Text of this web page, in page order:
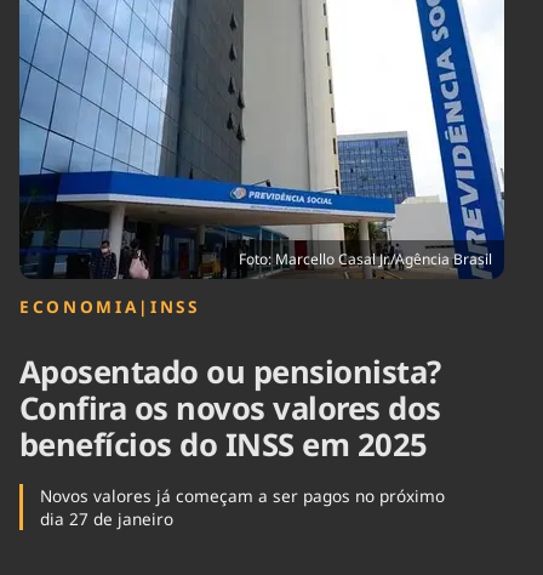
Agronegócios
Brasil
Brasil Mineral
Ciência &
Tecnologia
Cinema
Comportamento
Economia
Educação
Infraestrutura
Internacional
Meio Ambiente
Podcast
Política
Saúde
Tempo
Foto: Marcello Casal Jr./Agência Brasil
ECONOMIA | INSS
Aposentado ou pensionista?
Confira os novos valores dos
benefícios do INSS em 2025
Novos valores já começam a ser pagos no próximo
dia 27 de janeiro